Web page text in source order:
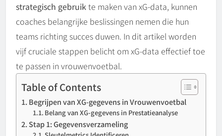
strategisch gebruikte maken van xG-data, kunnen
coaches belangrijke beslissingen nemen die hun
teams richting succes duwen. In dit artikel worden
vijf cruciale stappen belicht om xG-data effectief toe
te passen in vrouwenvoetbal.
Table of Contents
Begrijpen van XG-gegevens in Vrouwenvoetbal
Belang van XG-gegevens in Prestatieanalyse
Stap 1: Gegevensverzameling